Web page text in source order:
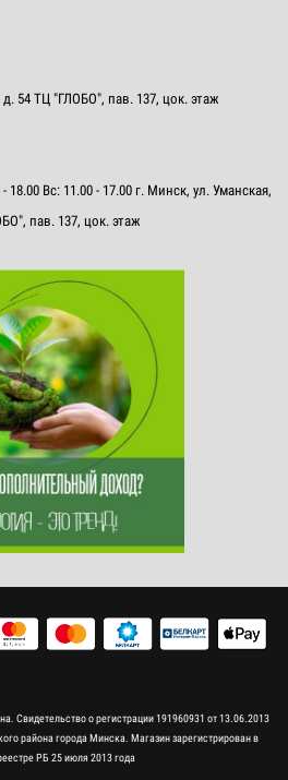
54 ТЦ "ГЛОБО", пав. 137, цок. этаж
18.00 Вс: 11.00 - 17.00 г. Минск, ул. Уманская,
пав. 137, цок. этаж
Свидетельство о регистрации 191960931 от 13.06.2013
района города Минска. Магазин зарегистрирован в
РБ 25 июля 2013 года